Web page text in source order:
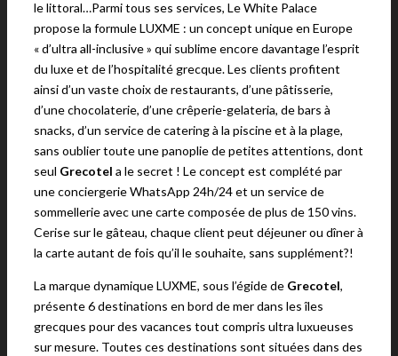
le littoral…Parmi tous ses services, Le White Palace
propose la formule LUXME : un concept unique en Europe
« d’ultra all-inclusive » qui sublime encore davantage l’esprit
du luxe et de l’hospitalité grecque. Les clients profitent
ainsi d’un vaste choix de restaurants, d’une pâtisserie,
d’une chocolaterie, d’une crêperie-gelateria, de bars à
snacks, d’un service de catering à la piscine et à la plage,
sans oublier toute une panoplie de petites attentions, dont
seul Grecotel a le secret ! Le concept est complété par
une conciergerie WhatsApp 24h/24 et un service de
sommellerie avec une carte composée de plus de 150 vins.
Cerise sur le gâteau, chaque client peut déjeuner ou dîner à
la carte autant de fois qu’il le souhaite, sans supplément?!
La marque dynamique LUXME, sous l’égide de Grecotel,
présente 6 destinations en bord de mer dans les îles
grecques pour des vacances tout compris ultra luxueuses
sur mesure. Toutes ces destinations sont situées dans des